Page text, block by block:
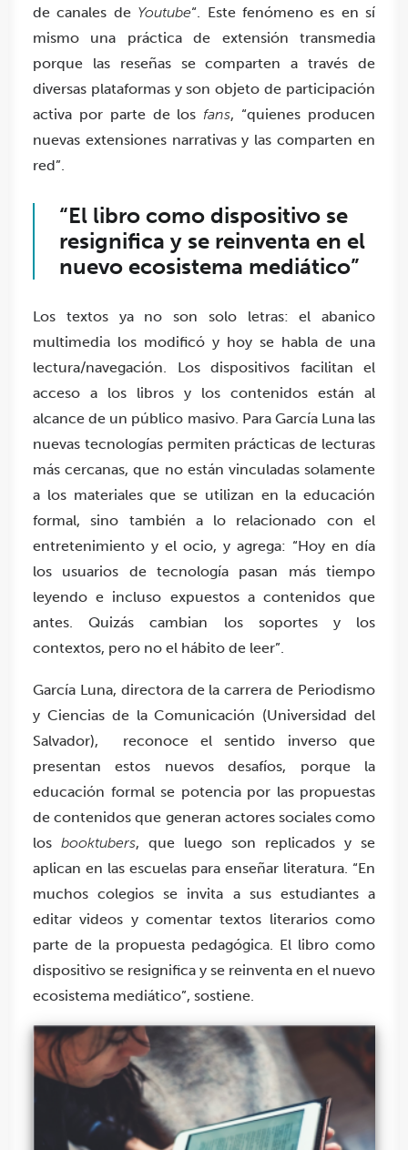
de canales de Youtube“. Este fenómeno es en sí
mismo una práctica de extensión transmedia
porque las reseñas se comparten a través de
diversas plataformas y son objeto de participación
activa por parte de los fans, “quienes producen
nuevas extensiones narrativas y las comparten en
red”.
“El libro como dispositivo se
resignifica y se reinventa en el
nuevo ecosistema mediático”
Los textos ya no son solo letras: el abanico
multimedia los modificó y hoy se habla de una
lectura/navegación. Los dispositivos facilitan el
acceso a los libros y los contenidos están al
alcance de un público masivo. Para García Luna las
nuevas tecnologías permiten prácticas de lecturas
más cercanas, que no están vinculadas solamente
a los materiales que se utilizan en la educación
formal, sino también a lo relacionado con el
entretenimiento y el ocio, y agrega: “Hoy en día
los usuarios de tecnología pasan más tiempo
leyendo e incluso expuestos a contenidos que
antes. Quizás cambian los soportes y los
contextos, pero no el hábito de leer”.
García Luna, directora de la carrera de Periodismo
y Ciencias de la Comunicación (Universidad del
Salvador), reconoce el sentido inverso que
presentan estos nuevos desafíos, porque la
educación formal se potencia por las propuestas
de contenidos que generan actores sociales como
los booktubers, que luego son replicados y se
aplican en las escuelas para enseñar literatura. “En
muchos colegios se invita a sus estudiantes a
editar videos y comentar textos literarios como
parte de la propuesta pedagógica. El libro como
dispositivo se resignifica y se reinventa en el nuevo
ecosistema mediático”, sostiene.